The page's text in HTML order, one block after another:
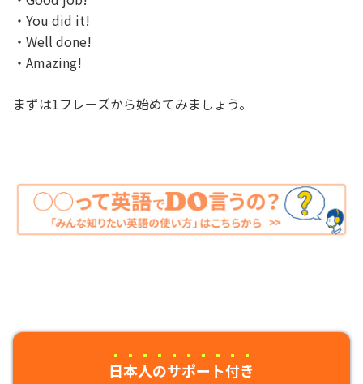
・You did it!
・Well done!
・Amazing!
まずは1フレーズから始めてみましょう。
日本人のサポート付き